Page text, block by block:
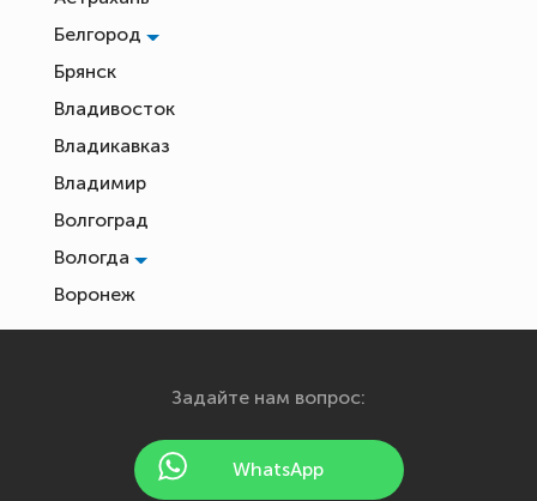
Белгород
Брянск
Владивосток
Владикавказ
Владимир
Волгоград
Вологда
Воронеж
Екатеринбург
Йошкар-Ола
Задайте нам вопрос:
WhatsApp